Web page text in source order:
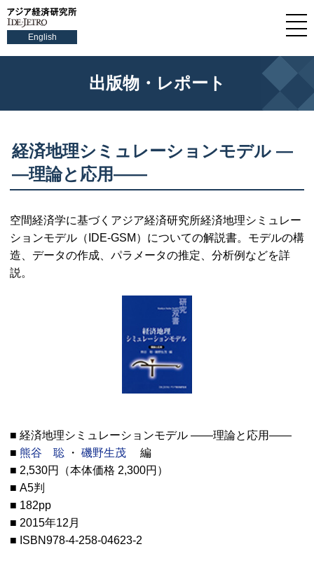
English
出版物・レポート
経済地理シミュレーションモデル ―
―理論と応用――
空間経済学に基づくアジア経済研究所経済地理シミュレー
ションモデル（IDE-GSM）についての解説書。モデルの構
造、データの作成、パラメータの推定、分析例などを詳
説。
■ 経済地理シミュレーションモデル ――理論と応用――
■ 熊谷 聡 ・ 磯野生茂 編
■ 2,530円（本体価格 2,300円）
■ A5判
■ 182pp
■ 2015年12月
■ ISBN978-4-258-04623-2